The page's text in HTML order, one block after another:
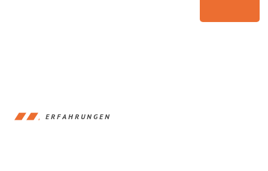
ERFAHRUNGEN